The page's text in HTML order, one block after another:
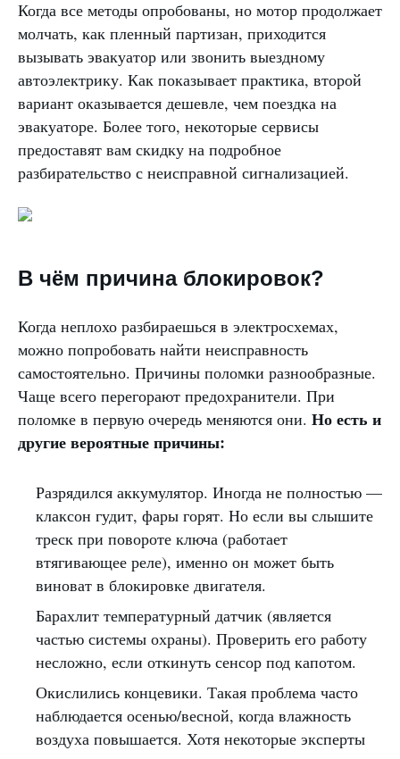
Когда все методы опробованы, но мотор продолжает
молчать, как пленный партизан, приходится
вызывать эвакуатор или звонить выездному
автоэлектрику. Как показывает практика, второй
вариант оказывается дешевле, чем поездка на
эвакуаторе. Более того, некоторые сервисы
предоставят вам скидку на подробное
разбирательство с неисправной сигнализацией.
В чём причина блокировок?
Когда неплохо разбираешься в электросхемах,
можно попробовать найти неисправность
самостоятельно. Причины поломки разнообразные.
Чаще всего перегорают предохранители. При
поломке в первую очередь меняются они. Но есть и
другие вероятные причины:
Разрядился аккумулятор. Иногда не полностью —
клаксон гудит, фары горят. Но если вы слышите
треск при повороте ключа (работает
втягивающее реле), именно он может быть
виноват в блокировке двигателя.
Барахлит температурный датчик (является
частью системы охраны). Проверить его работу
несложно, если откинуть сенсор под капотом.
Окислились концевики. Такая проблема часто
наблюдается осенью/весной, когда влажность
воздуха повышается. Хотя некоторые эксперты